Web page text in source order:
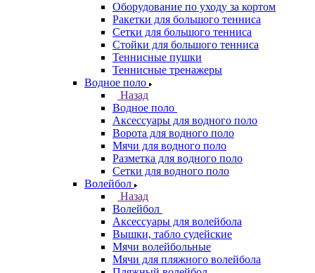
Оборудование по уходу за кортом
Ракетки для большого тенниса
Сетки для большого тенниса
Стойки для большого тенниса
Теннисные пушки
Теннисные тренажеры
Водное поло
Назад
Водное поло
Аксессуары для водного поло
Ворота для водного поло
Мячи для водного поло
Разметка для водного поло
Сетки для водного поло
Волейбол
Назад
Волейбол
Аксессуары для волейбола
Вышки, табло судейские
Мячи волейбольные
Мячи для пляжного волейбола